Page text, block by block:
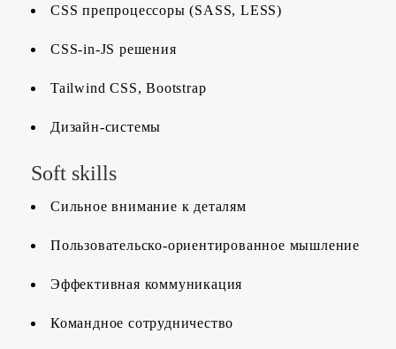
CSS препроцессоры (SASS, LESS)
CSS-in-JS решения
Tailwind CSS, Bootstrap
Дизайн-системы
Soft skills
Сильное внимание к деталям
Пользовательско-ориентированное мышление
Эффективная коммуникация
Командное сотрудничество